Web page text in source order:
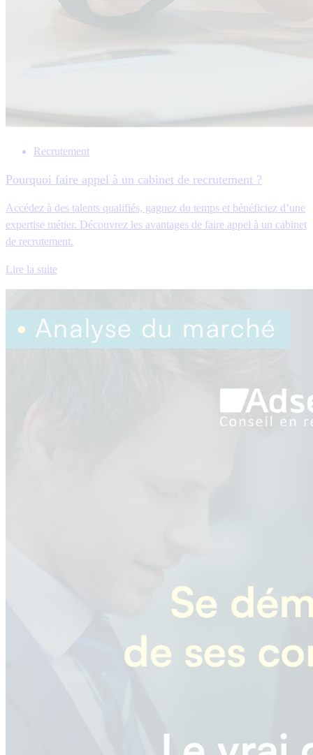
Recrutement
Pourquoi faire appel à un cabinet de recrutement ?
Accédez à des talents qualifiés, gagnez du temps et bénéficiez d’une
expertise métier. Découvrez les avantages de faire appel à un cabinet
de recrutement.
Lire la suite